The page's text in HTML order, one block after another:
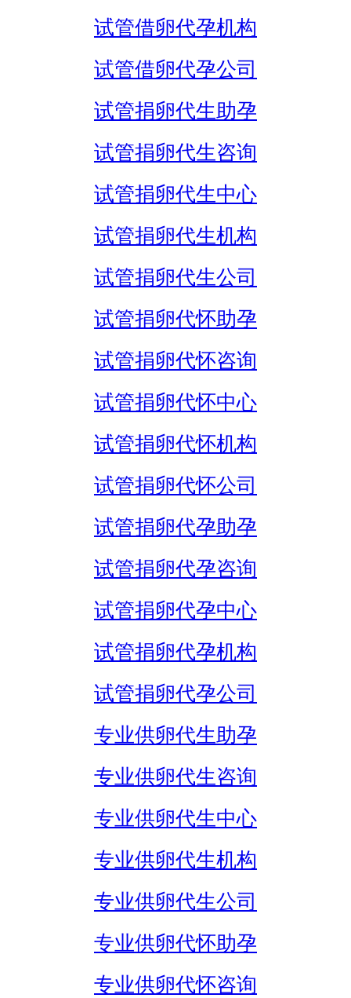
试管借卵代孕机构
试管借卵代孕公司
试管捐卵代生助孕
试管捐卵代生咨询
试管捐卵代生中心
试管捐卵代生机构
试管捐卵代生公司
试管捐卵代怀助孕
试管捐卵代怀咨询
试管捐卵代怀中心
试管捐卵代怀机构
试管捐卵代怀公司
试管捐卵代孕助孕
试管捐卵代孕咨询
试管捐卵代孕中心
试管捐卵代孕机构
试管捐卵代孕公司
专业供卵代生助孕
专业供卵代生咨询
专业供卵代生中心
专业供卵代生机构
专业供卵代生公司
专业供卵代怀助孕
专业供卵代怀咨询